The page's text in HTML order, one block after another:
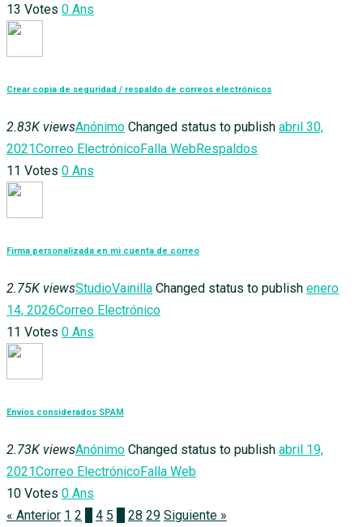
13 Votes 0 Ans
Crear copia de seguridad / respaldo de correos electrónicos
2.83K viewsAnónimo Changed status to publish abril 30,
2021Correo ElectrónicoFalla WebRespaldos
11 Votes 0 Ans
Firma personalizada en mi cuenta de correo
2.75K viewsStudioVainilla Changed status to publish enero
14, 2026Correo Electrónico
11 Votes 0 Ans
Envíos considerados SPAM
2.73K viewsAnónimo Changed status to publish abril 19,
2021Correo ElectrónicoFalla Web
10 Votes 0 Ans
« Anterior 1 2 4 5 28 29 Siguiente »